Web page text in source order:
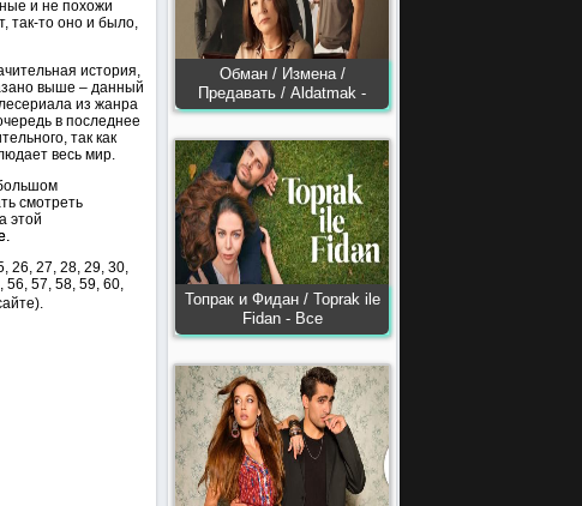
Обман / Измена /
Предавать / Aldatmak -
Топрак и Фидан / Toprak ile
Fidan - Все
и не похожи
так-то оно и было,
история,
выше – данный
из жанра
в последнее
так как
весь мир.
смотреть
этой
26, 27, 28, 29, 30,
56, 57, 58, 59, 60,